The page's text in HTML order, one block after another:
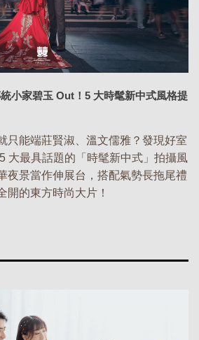
小家碧玉 Out！5 大時髦新中式風格提
只能端莊賢淑、溫文儒雅？發現好室
大最具話題的「時髦新中式」拍攝風
夜景當作伸展台，搭配氣勢長拖尾禮
開的東方時尚大片！